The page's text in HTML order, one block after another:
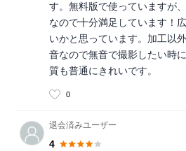
す。無料版で使っていますが
なので十分満足しています！
いかと思っています。加工以
音なので無音で撮影したい時
質も普通にきれいです。
0
退会済みユーザー
4